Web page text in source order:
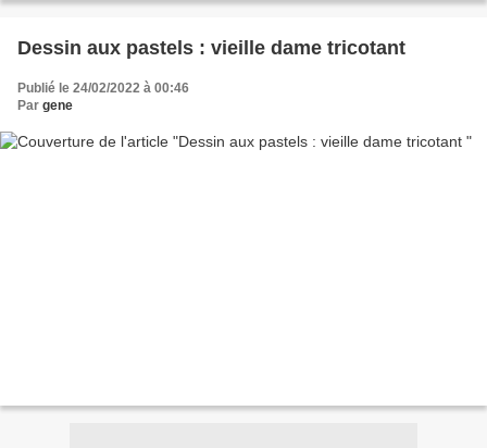
Dessin aux pastels : vieille dame tricotant
Publié le 24/02/2022 à 00:46
Par gene